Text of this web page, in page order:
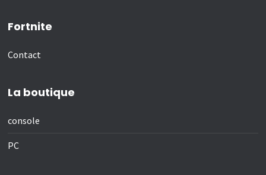
Fortnite
Contact
La boutique
console
PC